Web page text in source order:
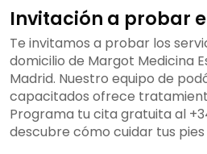
Invitación a probar
Te invitamos a probar los
domicilio de Margot Medicina
Madrid. Nuestro equipo de
capacitados ofrece
Programa tu cita gratuita al
descubre cómo cuidar tus